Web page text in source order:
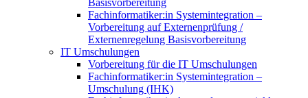
Basisvorbereitung
Fachinformatiker:in Systemintegration –
Vorbereitung auf Externenprüfung /
Externenregelung Basisvorbereitung
IT Umschulungen
Vorbereitung für die IT Umschulungen
Fachinformatiker:in Systemintegration –
Umschulung (IHK)